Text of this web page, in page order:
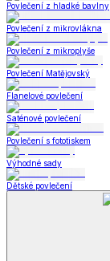
Povlečení z hladké bavlny
Povlečení z mikrovlákna
Povlečení z mikroplyše
Povlečení Matějovský
Flanelové povlečení
Saténové povlečení
Povlečení s fototiskem
Výhodné sady
Dětské povlečení